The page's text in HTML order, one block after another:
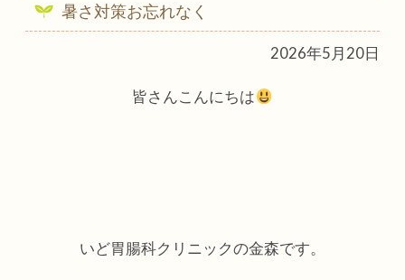
暑さ対策お忘れなく
2026年5月20日
皆さんこんにちは
いど胃腸科クリニックの金森です。